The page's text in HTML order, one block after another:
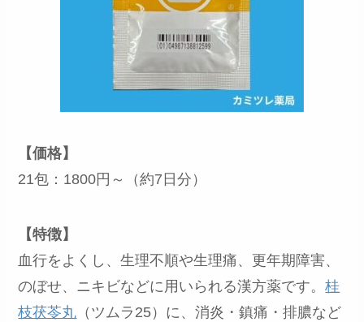
【価格】
21包：1800円～（約7日分）
【特徴】
血行をよくし、生理不順や生理痛、更年期障害、
のぼせ、ニキビなどに用いられる漢方薬です。桂
枝茯苓丸 （ツムラ25）に、消炎・鎮痛・排膿など